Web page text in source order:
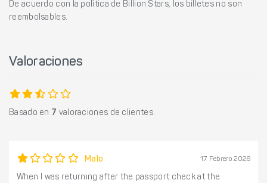
De acuerdo con la política de Billion Stars, los billetes no son
reembolsables.
Valoraciones
Basado en 7 valoraciones de clientes.
Malo 17 Febrero 2026
When I was returning after the passport check at the